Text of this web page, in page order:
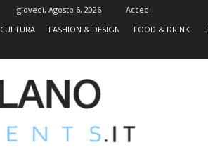
giovedì, Agosto 6, 2026
Accedi
CULTURA FASHION & DESIGN FOOD & DRINK
MILANOEVENTS.IT
|
2.0
ed